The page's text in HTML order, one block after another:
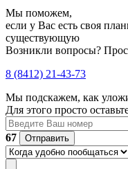
Мы поможем,
если у Вас есть своя
существующую
Возникли вопросы?
8 (8412) 21-43-73
Мы подскажем, как
Для этого просто
67
Отправить